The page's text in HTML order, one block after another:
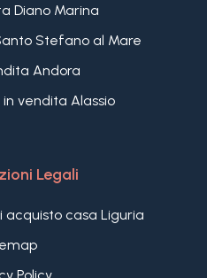
Diano Marina
Stefano al Mare
Andora
vendita Alassio
Legali
casa Liguria
Policy